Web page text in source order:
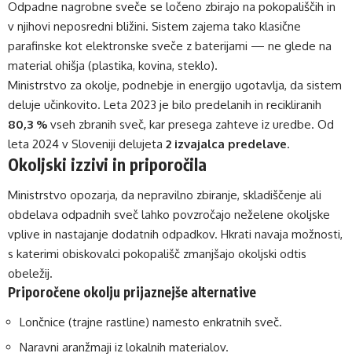
Odpadne nagrobne sveče se ločeno zbirajo na pokopališčih in
v njihovi neposredni bližini. Sistem zajema tako klasične
parafinske kot elektronske sveče z baterijami — ne glede na
material ohišja (plastika, kovina, steklo).
Ministrstvo za okolje, podnebje in energijo ugotavlja, da sistem
deluje učinkovito. Leta 2023 je bilo predelanih in recikliranih
80,3 % vseh zbranih sveč, kar presega zahteve iz uredbe. Od
leta 2024 v Sloveniji delujeta 2 izvajalca predelave.
Okoljski izzivi in priporočila
Ministrstvo opozarja, da nepravilno zbiranje, skladiščenje ali
obdelava odpadnih sveč lahko povzročajo neželene okoljske
vplive in nastajanje dodatnih odpadkov. Hkrati navaja možnosti,
s katerimi obiskovalci pokopališč zmanjšajo okoljski odtis
obeležij.
Priporočene okolju prijaznejše alternative
Lončnice (trajne rastline) namesto enkratnih sveč.
Naravni aranžmaji iz lokalnih materialov.